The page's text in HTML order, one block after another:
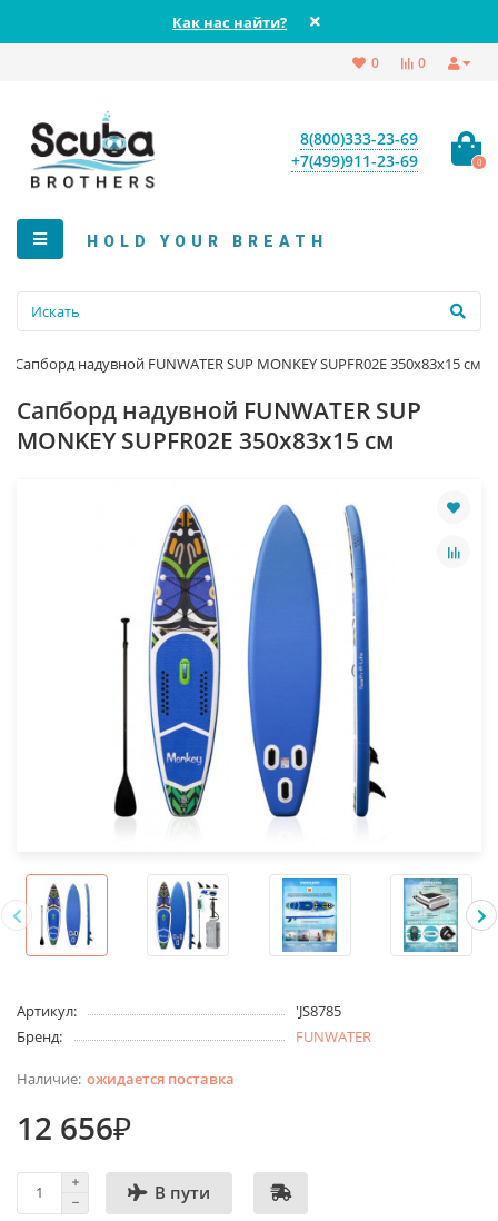
Как нас найти?
0
0
8(800)333-23-69
+7(499)911-23-69
0
HOLD YOUR BREATH
Сапборд надувной FUNWATER SUP MONKEY SUPFR02E 350x83x15 см
Сапборд надувной FUNWATER SUP
MONKEY SUPFR02E 350x83x15 см
Артикул:
'JS8785
Бренд:
FUNWATER
ожидается поставка
12 656₽
В пути